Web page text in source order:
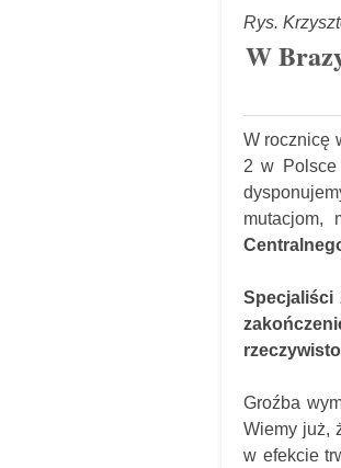
Rys.
W
W rocznicę
2 w
mutacjom,
Specjaliści
Groźba
Wiemy już,
w efekcie